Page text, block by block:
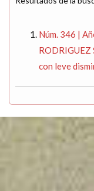
Núm. 346 |
RODRIGUEZ
con leve